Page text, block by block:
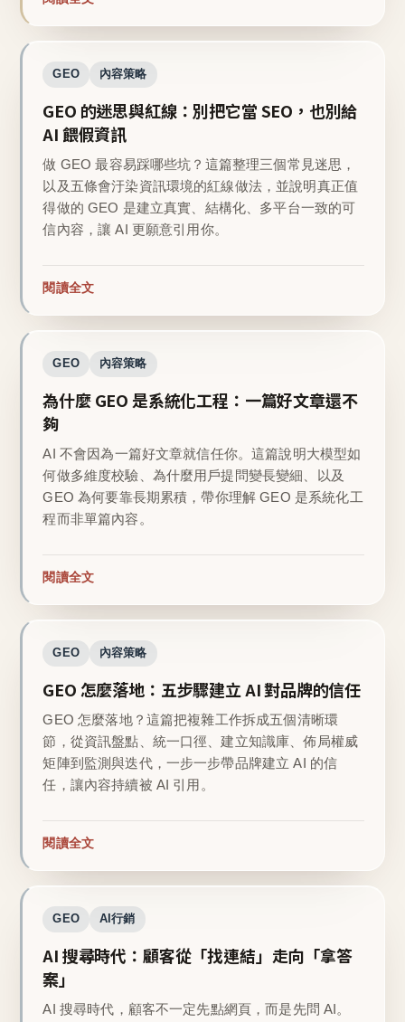
GEO 內容策略
GEO 的迷思與紅線：別把它當 SEO，也別給
AI 餵假資訊
做 GEO 最容易踩哪些坑？這篇整理三個常見迷思，
以及五條會汙染資訊環境的紅線做法，並說明真正值
得做的 GEO 是建立真實、結構化、多平台一致的可
信內容，讓 AI 更願意引用你。
閱讀全文
GEO 內容策略
為什麼 GEO 是系統化工程：一篇好文章還不
夠
AI 不會因為一篇好文章就信任你。這篇說明大模型如
何做多維度校驗、為什麼用戶提問變長變細、以及
GEO 為何要靠長期累積，帶你理解 GEO 是系統化工
程而非單篇內容。
閱讀全文
GEO 內容策略
GEO 怎麼落地：五步驟建立 AI 對品牌的信任
GEO 怎麼落地？這篇把複雜工作拆成五個清晰環
節，從資訊盤點、統一口徑、建立知識庫、佈局權威
矩陣到監測與迭代，一步一步帶品牌建立 AI 的信
任，讓內容持續被 AI 引用。
閱讀全文
GEO AI行銷
AI 搜尋時代：顧客從「找連結」走向「拿答
案」
AI 搜尋時代，顧客不一定先點網頁，而是先問 AI。